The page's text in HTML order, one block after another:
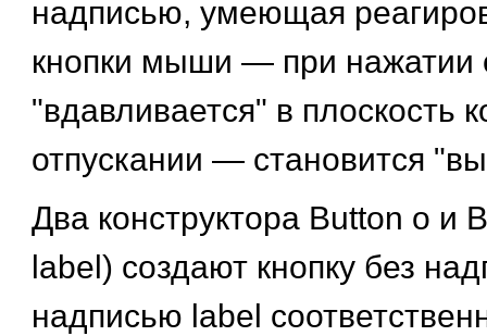
надписью, умеющая
кнопки мыши — при нажатии
"вдавливается" в плоскость
отпускании — становится
Два конструктора Button о и
label) создают кнопку без
надписью label